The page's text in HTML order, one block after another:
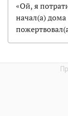
«Ой, я
начал(а) дома